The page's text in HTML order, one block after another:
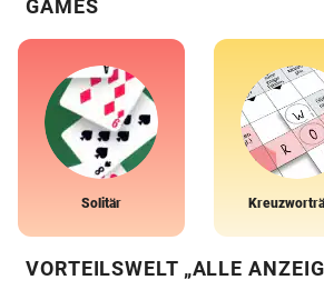
GAMES
Solitär
VORTEILSWELT „ALLE